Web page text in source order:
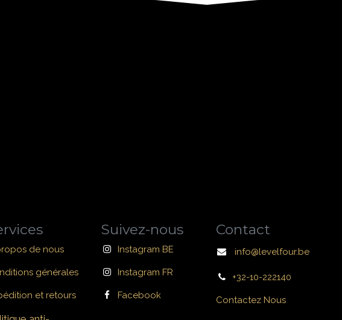
de nous
générales
et retours
Suivez-nous
Instagram BE
Instagram FR
Facebook
Contact
info@levelfour.be
+32-10-222140
Contactez Nous